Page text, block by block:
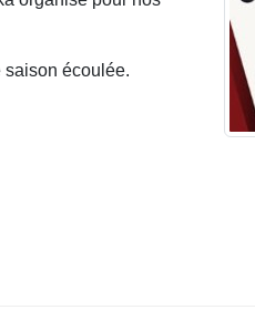
saison écoulée.